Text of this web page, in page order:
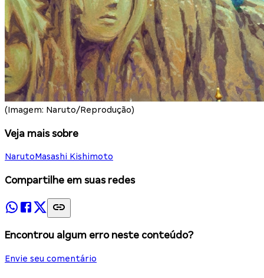
(Imagem: Naruto/Reprodução)
Veja mais sobre
NarutoMasashi Kishimoto
Compartilhe em suas redes
Encontrou algum erro neste conteúdo?
Envie seu comentário